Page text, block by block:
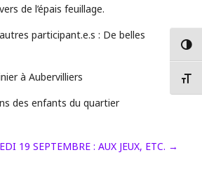
de l’épais feuillage.
participant.e.s : De belles
à Aubervilliers
des enfants du quartier
19 SEPTEMBRE : AUX JEUX, ETC. →